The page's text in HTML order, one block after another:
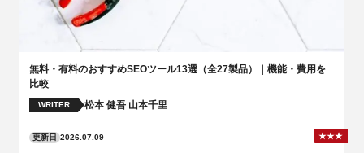
無料・有料のおすすめSEOツール13選（全27製品）｜機能・費用を
比較
WRITER 松本 健吾 山本千里
更新日 2026.07.09